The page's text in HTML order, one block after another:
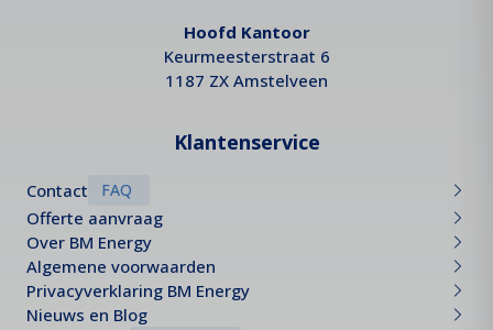
Hoofd Kantoor
Keurmeesterstraat 6
1187 ZX Amstelveen
Klantenservice
Contact FAQ
Offerte aanvraag
Over BM Energy
Algemene voorwaarden
Privacyverklaring BM Energy
Nieuws en Blog